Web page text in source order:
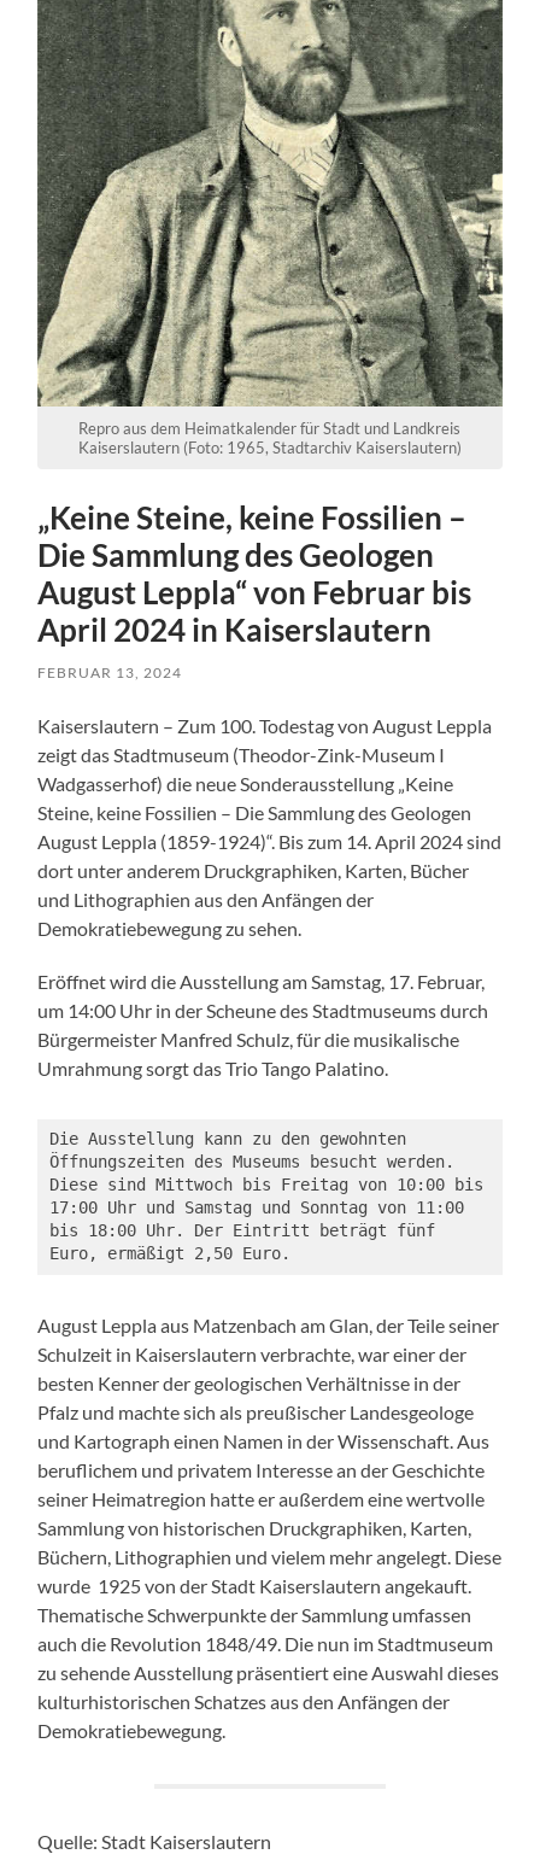
Repro aus dem Heimatkalender für Stadt und Landkreis
Kaiserslautern (Foto: 1965, Stadtarchiv Kaiserslautern)
„Keine Steine, keine Fossilien –
Die Sammlung des Geologen
August Leppla“ von Februar bis
April 2024 in Kaiserslautern
FEBRUAR 13, 2024
Kaiserslautern – Zum 100. Todestag von August Leppla
zeigt das Stadtmuseum (Theodor-Zink-Museum I
Wadgasserhof) die neue Sonderausstellung „Keine
Steine, keine Fossilien – Die Sammlung des Geologen
August Leppla (1859-1924)“. Bis zum 14. April 2024 sind
dort unter anderem Druckgraphiken, Karten, Bücher
und Lithographien aus den Anfängen der
Demokratiebewegung zu sehen.
Eröffnet wird die Ausstellung am Samstag, 17. Februar,
um 14:00 Uhr in der Scheune des Stadtmuseums durch
Bürgermeister Manfred Schulz, für die musikalische
Umrahmung sorgt das Trio Tango Palatino.
Die Ausstellung kann zu den gewohnten
Öffnungszeiten des Museums besucht werden.
Diese sind Mittwoch bis Freitag von 10:00 bis
17:00 Uhr und Samstag und Sonntag von 11:00
bis 18:00 Uhr. Der Eintritt beträgt fünf
Euro, ermäßigt 2,50 Euro.
August Leppla aus Matzenbach am Glan, der Teile seiner
Schulzeit in Kaiserslautern verbrachte, war einer der
besten Kenner der geologischen Verhältnisse in der
Pfalz und machte sich als preußischer Landesgeologe
und Kartograph einen Namen in der Wissenschaft. Aus
beruflichem und privatem Interesse an der Geschichte
seiner Heimatregion hatte er außerdem eine wertvolle
Sammlung von historischen Druckgraphiken, Karten,
Büchern, Lithographien und vielem mehr angelegt. Diese
wurde 1925 von der Stadt Kaiserslautern angekauft.
Thematische Schwerpunkte der Sammlung umfassen
auch die Revolution 1848/49. Die nun im Stadtmuseum
zu sehende Ausstellung präsentiert eine Auswahl dieses
kulturhistorischen Schatzes aus den Anfängen der
Demokratiebewegung.
Quelle: Stadt Kaiserslautern